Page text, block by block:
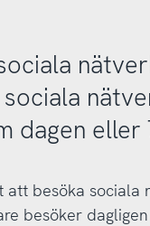
dagen eller
att besöka
besöker